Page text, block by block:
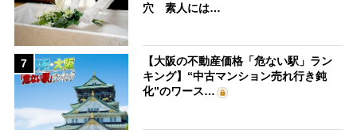
穴 素人には…
7
【大阪の不動産価格「危ない駅」ラン
キング】“中古マンション売れ行き鈍
化”のワース…